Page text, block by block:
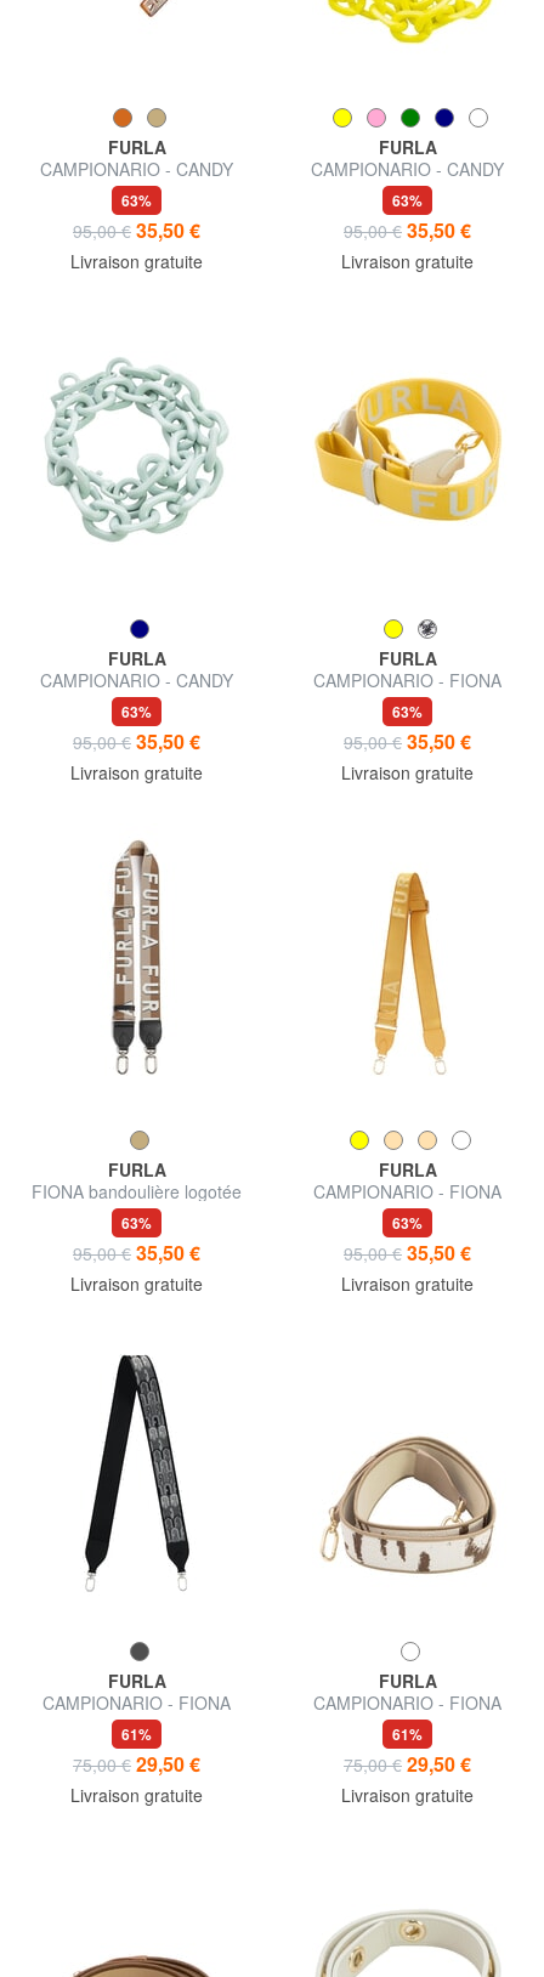
FURLA
CAMPIONARIO - CANDY
Poignée de chaîne
63%
95,00 € 35,50 €
Livraison gratuite
FURLA
CAMPIONARIO - CANDY
Poignée en résine
63%
95,00 € 35,50 €
Livraison gratuite
FURLA
CAMPIONARIO - CANDY
poignée de sac
63%
95,00 € 35,50 €
Livraison gratuite
FURLA
CAMPIONARIO - FIONA
bandoulière logotée
63%
95,00 € 35,50 €
Livraison gratuite
FURLA
FIONA bandoulière logotée
63%
95,00 € 35,50 €
Livraison gratuite
FURLA
CAMPIONARIO - FIONA
Bandoulière
63%
95,00 € 35,50 €
Livraison gratuite
FURLA
CAMPIONARIO - FIONA
Bandoulière pour sacs
61%
75,00 € 29,50 €
Livraison gratuite
FURLA
CAMPIONARIO - FIONA
bandoulière en tissu et cuir
61%
75,00 € 29,50 €
Livraison gratuite